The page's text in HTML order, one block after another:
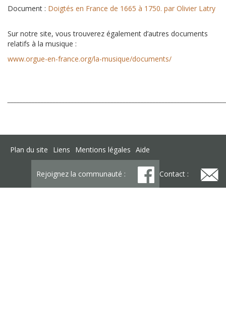
Document : Doigtés en France de 1665 à 1750. par Olivier Latry
Sur notre site, vous trouverez également d’autres documents
relatifs à la musique :
www.orgue-en-france.org/la-musique/documents/
Plan du site Liens Mentions légales Aide
Rejoignez la communauté : Contact :